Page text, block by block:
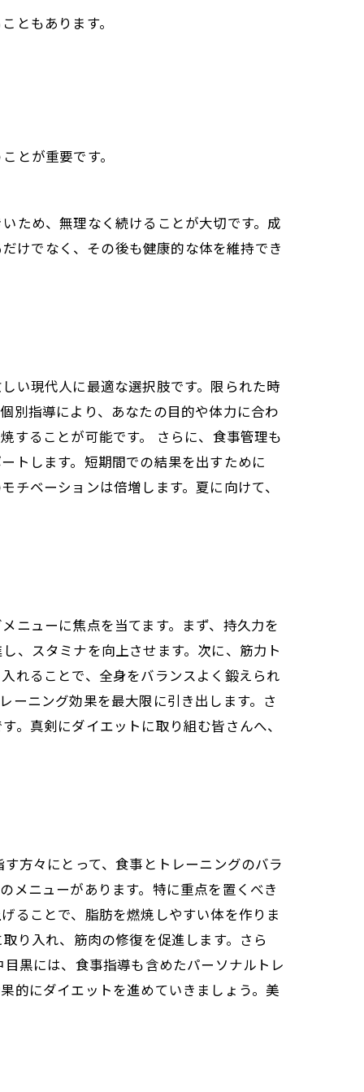
ともあります。
とが重要です。
ため、無理なく続けることが大切です。成
けでなく、その後も健康的な体を維持でき
い現代人に最適な選択肢です。限られた時
別指導により、あなたの目的や体力に合わ
することが可能です。 さらに、食事管理も
トします。短期間での結果を出すために
チベーションは倍増します。夏に向けて、
ニューに焦点を当てます。まず、持久力を
、スタミナを向上させます。次に、筋力ト
れることで、全身をバランスよく鍛えられ
ーニング効果を最大限に引き出します。さ
。真剣にダイエットに取り組む皆さんへ、
方々にとって、食事とトレーニングのバラ
メニューがあります。特に重点を置くべき
ることで、脂肪を燃焼しやすい体を作りま
り入れ、筋肉の修復を促進します。さら
黒には、食事指導も含めたパーソナルトレ
的にダイエットを進めていきましょう。美